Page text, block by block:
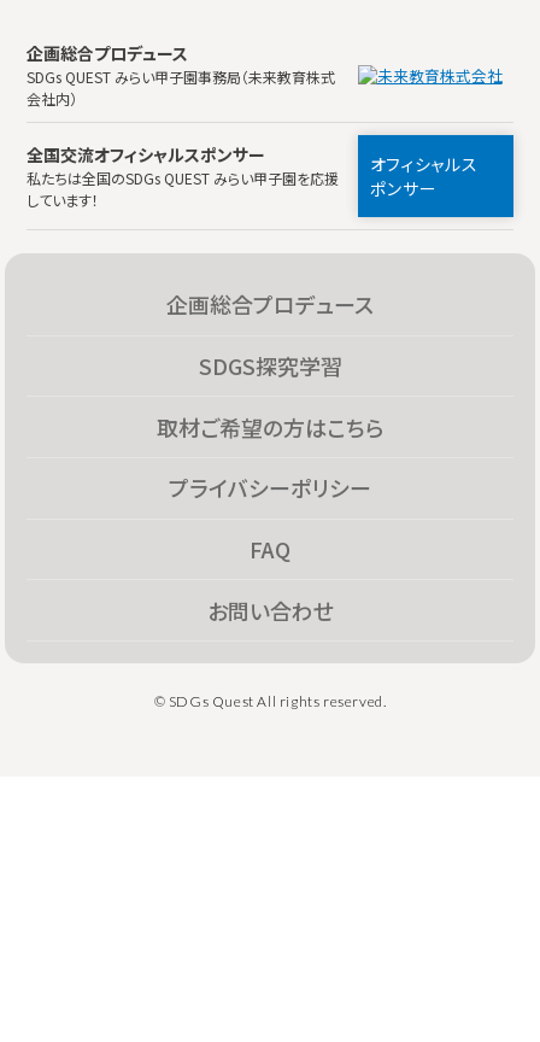
企画総合プロデュース
SDGs QUEST みらい甲子園事務局（未来教育株式
会社内）
全国交流オフィシャルスポンサー
私たちは全国のSDGs QUEST みらい甲子園を応援
しています！
オフィシャルス
ポンサー
企画総合プロデュース
SDGS探究学習
取材ご希望の方はこちら
プライバシーポリシー
FAQ
お問い合わせ
© SDGs Quest All rights reserved.